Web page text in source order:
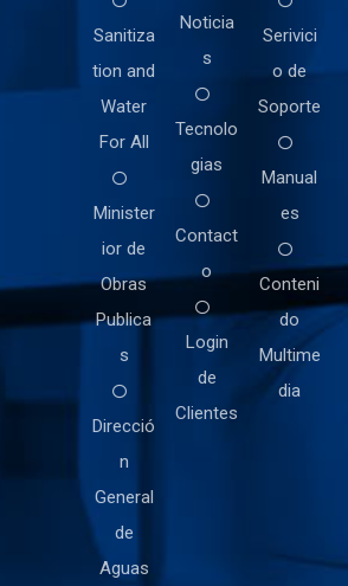
Sanitiza
tion and
Water
For All
Minister
ior de
Obras
Publica
s
Direcció
n
General
de
Aguas
Noticia
s
Tecnolo
gias
Contact
o
Login
de
Clientes
Serivici
o de
Soporte
Manual
es
Conteni
do
Multime
dia